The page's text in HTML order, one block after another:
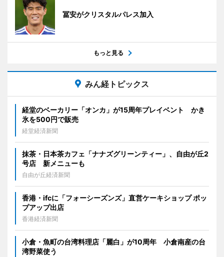
冨安がクリスタルパレス加入
もっと見る
みん経トピックス
経堂のベーカリー「オンカ」が15周年プレイベント かき
氷を500円で販売
経堂経済新聞
抹茶・日本茶カフェ「ナナズグリーンティー」、自由が丘2
号店 新メニューも
自由が丘経済新聞
香港・ifcに「フォーシーズンズ」直営ケーキショップ ポッ
プアップ出店
香港経済新聞
小倉・魚町の台湾料理店「麗白」が10周年 小倉南産の台
湾野菜使う